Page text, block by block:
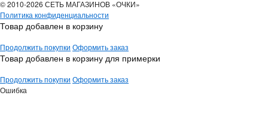
© 2010-2026 СЕТЬ МАГАЗИНОВ «ОЧКИ»
Политика конфиденциальности
Товар добавлен в корзину
Продолжить покупки Оформить заказ
Товар добавлен в корзину для примерки
Продолжить покупки Оформить заказ
Ошибка